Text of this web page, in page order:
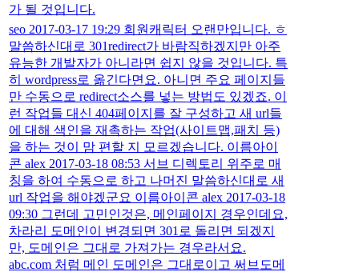
가 될 것입니다.
seo 2017-03-17 19:29 회원캐릭터 오랜만입니다. ㅎ
말씀하신대로 301redirect가 바람직하겠지만 아주
유능한 개발자가 아니라면 쉽지 않을 것입니다. 특
히 wordpress로 옮긴다면요. 아니면 주요 페이지들
만 수동으로 redirect소스를 넣는 방법도 있겠죠. 이
런 작업들 대신 404페이지를 잘 구성하고 새 url들
에 대해 색인을 재촉하는 작업(사이트맵,패치 등)
을 하는 것이 맘 편할 지 모르겠습니다. 이름아이
콘 alex 2017-03-18 08:53 서브 디렉토리 위주로 매
칭을 하여 수동으로 하고 나머진 말씀하신대로 새
url 작업을 해야겠군요 이름아이콘 alex 2017-03-18
09:30 그런데 고민인것은, 메인페이지 경우인데요,
차라리 도메인이 변경되면 301로 돌리면 되겠지
만, 도메인은 그대로 가져가는 경우라서요.
abc.com 처럼 메인 도메인은 그대로이고 써브도메